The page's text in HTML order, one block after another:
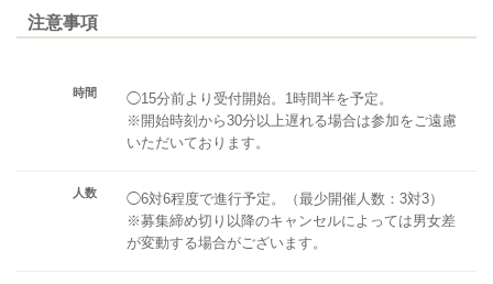
注意事項
時間
◯15分前より受付開始。1時間半を予定。
※開始時刻から30分以上遅れる場合は参加をご遠慮
いただいております。
人数
◯6対6程度で進行予定。（最少開催人数：3対3）
※募集締め切り以降のキャンセルによっては男女差
が変動する場合がございます。